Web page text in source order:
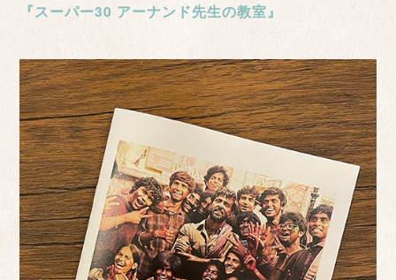
『スーパー30 アーナンド先生の教室』